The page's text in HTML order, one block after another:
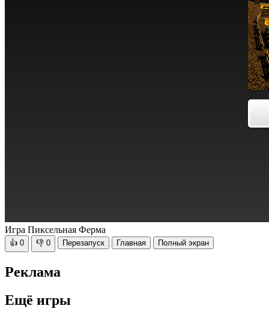
Игра Пиксельная Ферма
👍 0 👎 0 Перезапуск Главная Полный экран
Реклама
Ещё игры